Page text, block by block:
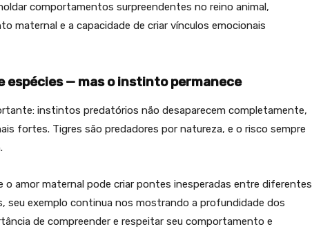
comportamentos surpreendentes no reino animal,
maternal e a capacidade de criar vínculos emocionais
— mas o instinto permanece
instintos predatórios não desaparecem completamente,
fortes. Tigres são predadores por natureza, e o risco sempre
o amor maternal pode criar pontes inesperadas entre diferentes
seu exemplo continua nos mostrando a profundidade dos
de compreender e respeitar seu comportamento e